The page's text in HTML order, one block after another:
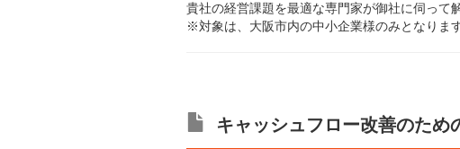
貴社の経営課題を最適な専門家が御社に伺って
※対象は、大阪市内の中小企業様のみとなります
キャッシュフロー改善のた